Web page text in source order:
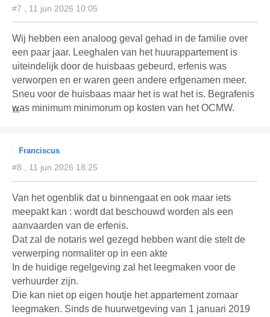
#7 , 11 jun 2026 10:05
Wij hebben een analoog geval gehad in de familie over
een paar jaar. Leeghalen van het huurappartement is
uiteindelijk door de huisbaas gebeurd, erfenis was
verworpen en er waren geen andere erfgenamen meer.
Sneu voor de huisbaas maar het is wat het is. Begrafenis
was minimum minimorum op kosten van het OCMW.
Franciscus
#8 , 11 jun 2026 18:25
Van het ogenblik dat u binnengaat en ook maar iets
meepakt kan : wordt dat beschouwd worden als een
aanvaarden van de erfenis.
Dat zal de notaris wel gezegd hebben want die stelt de
verwerping normaliter op in een akte
In de huidige regelgeving zal het leegmaken voor de
verhuurder zijn.
Die kan niet op eigen houtje het appartement zomaar
leegmaken. Sinds de huurwetgeving van 1 januari 2019